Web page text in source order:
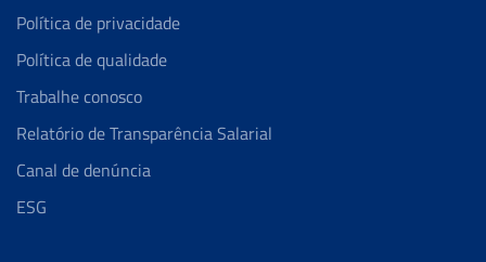
Política de privacidade
Política de qualidade
Trabalhe conosco
Relatório de Transparência Salarial
Canal de denúncia
ESG